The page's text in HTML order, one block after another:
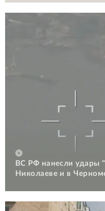
ВС РФ нанесли удары
Николаеве и в